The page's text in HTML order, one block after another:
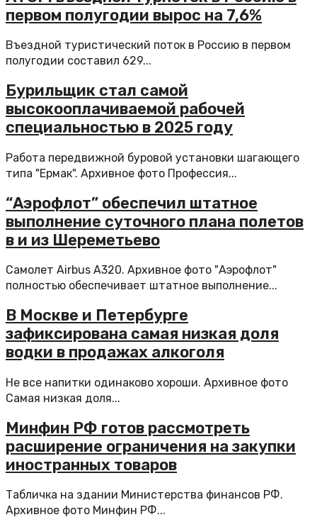
первом полугодии вырос на 7,6%
Въездной туристический поток в Россию в первом
полугодии составил 629...
Бурильщик стал самой
высокооплачиваемой рабочей
специальностью в 2025 году
Работа передвижной буровой установки шагающего
типа "Ермак". Архивное фото Профессия...
“Аэрофлот” обеспечил штатное
выполнение суточного плана полетов
в и из Шереметьево
Самолет Airbus A320. Архивное фото "Аэрофлот"
полностью обеспечивает штатное выполнение...
В Москве и Петербурге
зафиксирована самая низкая доля
водки в продажах алкоголя
Не все напитки одинаково хороши. Архивное фото
Самая низкая доля...
Минфин РФ готов рассмотреть
расширение ограничения на закупки
иностранных товаров
Табличка на здании Министерства финансов РФ.
Архивное фото Минфин РФ...